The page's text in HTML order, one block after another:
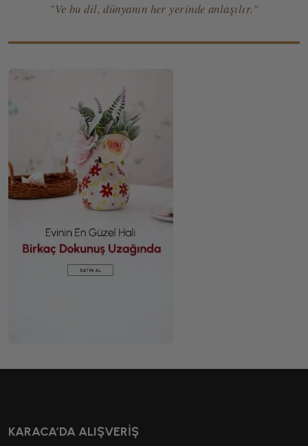
"Ve bu dil, dünyanın her yerinde anlaşılır."
KARACA’DA ALIŞVERİŞ